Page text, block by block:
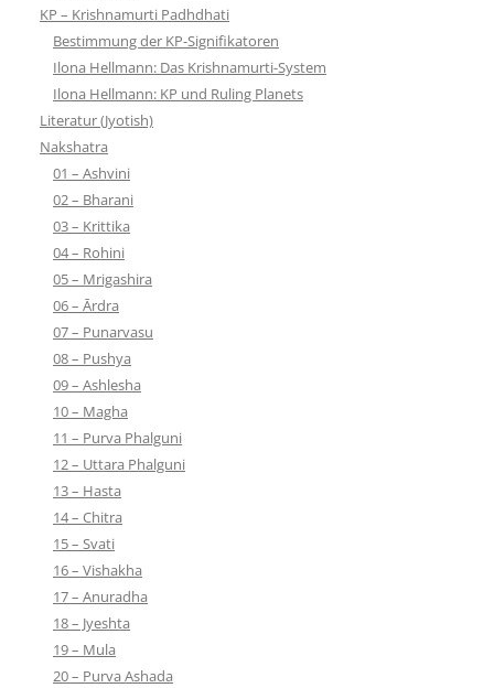
KP – Krishnamurti Padhdhati
Bestimmung der KP-Signifikatoren
Ilona Hellmann: Das Krishnamurti-System
Ilona Hellmann: KP und Ruling Planets
Literatur (Jyotish)
Nakshatra
01 – Ashvini
02 – Bharani
03 – Krittika
04 – Rohini
05 – Mrigashira
06 – Ārdra
07 – Punarvasu
08 – Pushya
09 – Ashlesha
10 – Magha
11 – Purva Phalguni
12 – Uttara Phalguni
13 – Hasta
14 – Chitra
15 – Svati
16 – Vishakha
17 – Anuradha
18 – Jyeshta
19 – Mula
20 – Purva Ashada